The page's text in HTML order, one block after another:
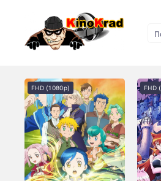
FHD (1080p) FHD